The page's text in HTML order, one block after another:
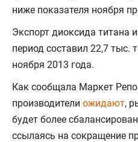
ниже показателя ноября
Экспорт диоксида титана
период составил 22,7 тыс.
ноября 2013 года.
Как сообщала Маркет
производители ожидают,
будет более
ссылаясь на сокращение